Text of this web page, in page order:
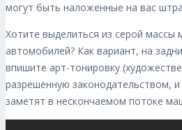
могут быть наложенные на вас
Хотите выделиться из серой массы
автомобилей? Как вариант, на
впишите арт-тонировку
разрешенную законодательством,
заметят в нескончаемом потоке